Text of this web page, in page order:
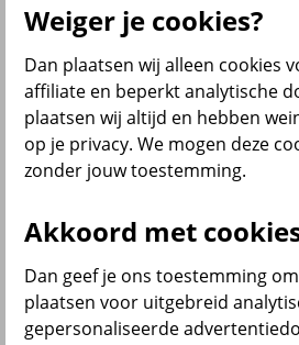
Producten
Situaties Klantenservice
terug
Producten
Beleggen
Weiger je cookies?
Dan plaatsen wij alleen cookies
affiliate en beperkt analytische
plaatsen wij altijd en hebben
op je privacy. We mogen deze
zonder jouw toestemming.
Akkoord met
Dan geef je ons toestemming
plaatsen voor uitgebreid
gepersonaliseerde